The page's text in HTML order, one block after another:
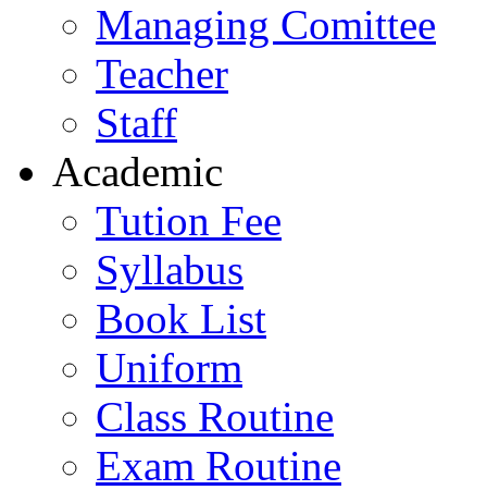
Managing Comittee
Teacher
Staff
Academic
Tution Fee
Syllabus
Book List
Uniform
Class Routine
Exam Routine